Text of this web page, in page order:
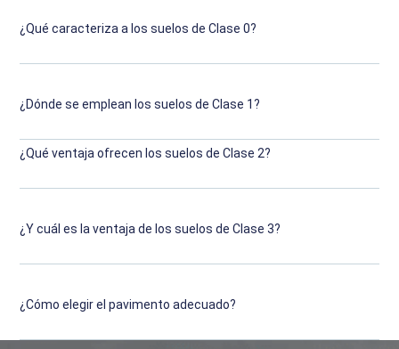
¿Qué caracteriza a los suelos de Clase 0?
¿Dónde se emplean los suelos de Clase 1?
¿Qué ventaja ofrecen los suelos de Clase 2?
¿Y cuál es la ventaja de los suelos de Clase 3?
¿Cómo elegir el pavimento adecuado?